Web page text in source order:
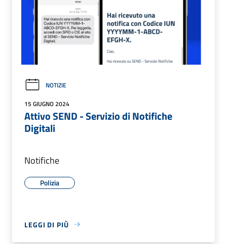
NOTIZIE
15 GIUGNO 2024
Attivo SEND - Servizio di Notifiche
Digitali
Notifiche
Polizia
LEGGI DI PIÙ